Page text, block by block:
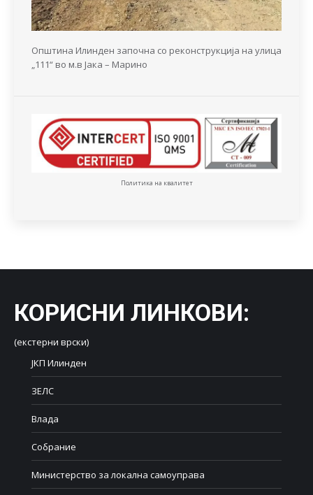
Општина Илинден започна со реконструкција на улица
„111“ во м.в Јака – Марино
Политика на квалитет
КОРИСНИ ЛИНКОВИ:
(екстерни врски)
ЈКП Илинден
ЗЕЛС
Влада
Собрание
Министерство за локална самоуправа